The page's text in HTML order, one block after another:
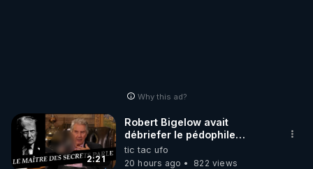
Why this ad?
2:21
Robert Bigelow avait
débriefer le pédophile
génocidaire de donald j
trump
tic tac ufo
20 hours ago
822 views